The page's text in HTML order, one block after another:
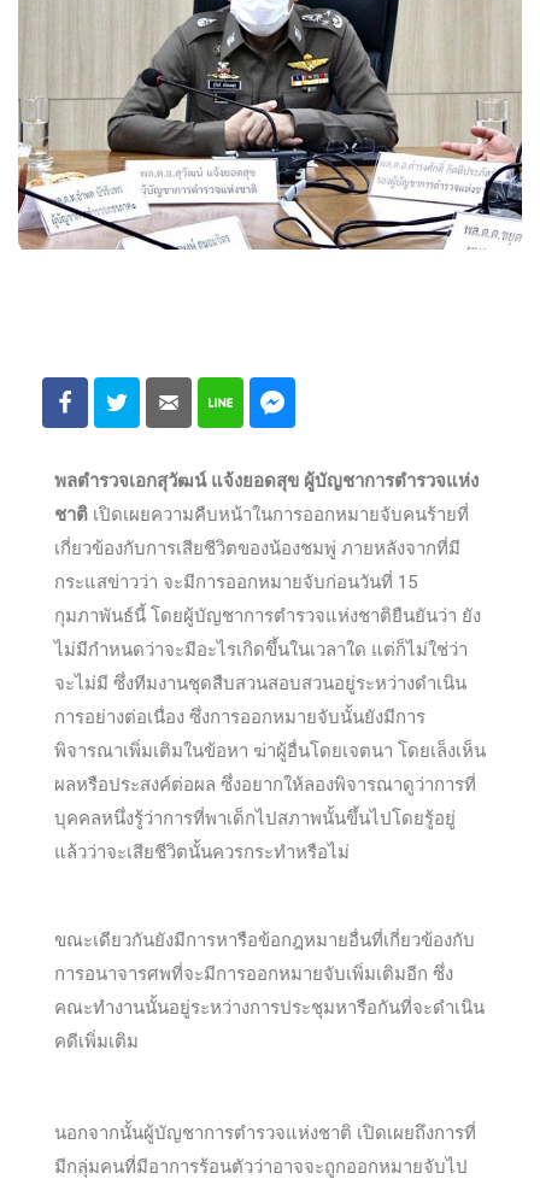
พลตำรวจเอกสุวัฒน์ แจ้งยอดสุข ผู้บัญชาการตำรวจแห่ง
ชาติ เปิดเผยความคืบหน้าในการออกหมายจับคนร้ายที่
เกี่ยวข้องกับการเสียชีวิตของน้องชมพู่ ภายหลังจากที่มี
กระแสข่าวว่า จะมีการออกหมายจับก่อนวันที่ 15
กุมภาพันธ์นี้ โดยผู้บัญชาการตำรวจแห่งชาติยืนยันว่า ยัง
ไม่มีกำหนดว่าจะมีอะไรเกิดขึ้นในเวลาใด แต่ก็ไม่ใช่ว่า
จะไม่มี ซึ่งทีมงานชุดสืบสวนสอบสวนอยู่ระหว่างดำเนิน
การอย่างต่อเนื่อง ซึ่งการออกหมายจับนั้นยังมีการ
พิจารณาเพิ่มเติมในข้อหา ฆ่าผู้อื่นโดยเจตนา โดยเล็งเห็น
ผลหรือประสงค์ต่อผล ซึ่งอยากให้ลองพิจารณาดูว่าการที่
บุคคลหนึ่งรู้ว่าการที่พาเด็กไปสภาพนั้นขึ้นไปโดยรู้อยู่
แล้วว่าจะเสียชีวิตนั้นควรกระทำหรือไม่
ขณะเดียวกันยังมีการหารือข้อกฎหมายอื่นที่เกี่ยวข้องกับ
การอนาจารศพที่จะมีการออกหมายจับเพิ่มเติมอีก ซึ่ง
คณะทำงานนั้นอยู่ระหว่างการประชุมหารือกันที่จะดำเนิน
คดีเพิ่มเติม
นอกจากนั้นผู้บัญชาการตำรวจแห่งชาติ เปิดเผยถึงการที่
มีกลุ่มคนที่มีอาการร้อนตัวว่าอาจจะถูกออกหมายจับไป